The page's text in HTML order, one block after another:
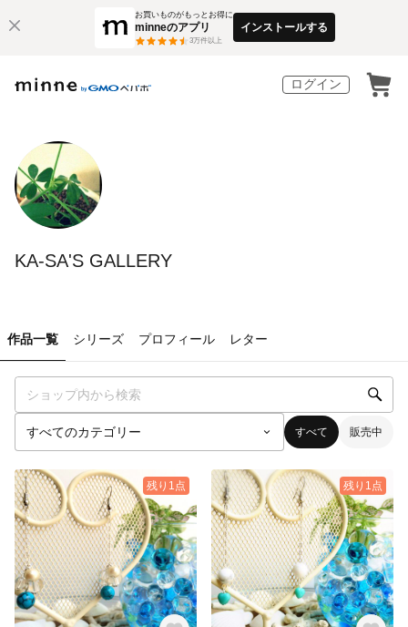
お買いものがもっとお得に
minneのアプリ
3万件以上
インストールする
ログイン
KA-SA'S GALLERY
作品一覧 シリーズ プロフィール レター
すべて 販売中
残り1点 残り1点